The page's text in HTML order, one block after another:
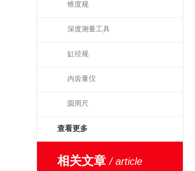
锥度规
深度测量工具
缸径规
内齿量仪
圆周尺
查看更多
相关文章/ article